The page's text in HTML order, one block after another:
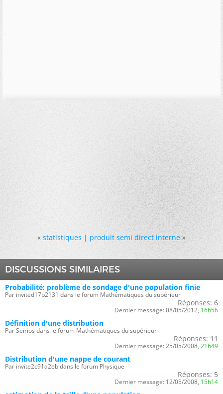
« statistiques|produit semi direct interne »
DISCUSSIONS SIMILAIRES
Probabilité: problème de sondage d'une population finie
Par invited17b2131 dans le forum Mathématiques du supérieur
Réponses: 6
Dernier message: 08/05/2012, 16h56
Définition d'une distribution
Par Seirios dans le forum Mathématiques du supérieur
Réponses: 11
Dernier message: 25/05/2008, 21h49
Distribution d'une nappe de courant
Par invite2c91a2eb dans le forum Physique
Réponses: 5
Dernier message: 12/05/2008, 15h14